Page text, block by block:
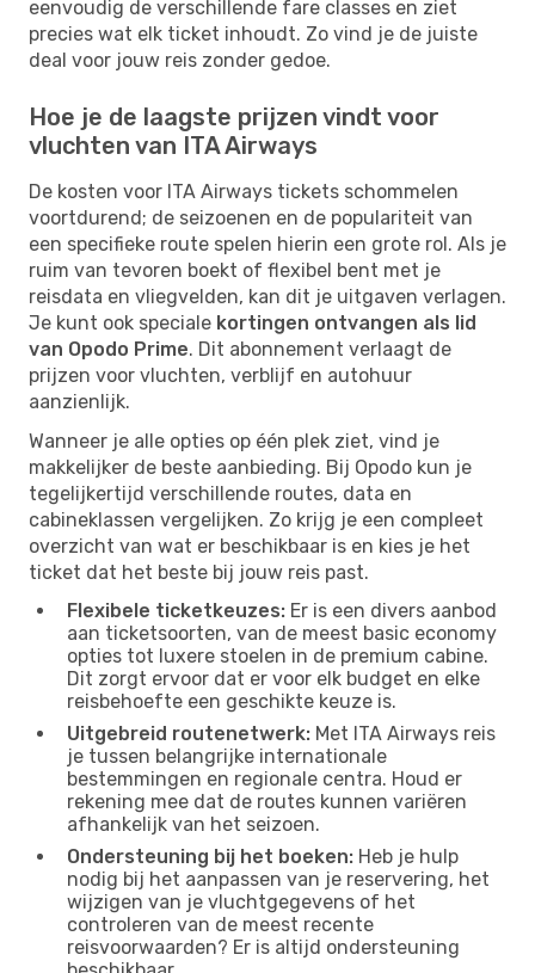
eenvoudig de verschillende fare classes en ziet
precies wat elk ticket inhoudt. Zo vind je de juiste
deal voor jouw reis zonder gedoe.
Hoe je de laagste prijzen vindt voor
vluchten van ITA Airways
De kosten voor ITA Airways tickets schommelen
voortdurend; de seizoenen en de populariteit van
een specifieke route spelen hierin een grote rol. Als je
ruim van tevoren boekt of flexibel bent met je
reisdata en vliegvelden, kan dit je uitgaven verlagen.
Je kunt ook speciale kortingen ontvangen als lid
van Opodo Prime. Dit abonnement verlaagt de
prijzen voor vluchten, verblijf en autohuur
aanzienlijk.
Wanneer je alle opties op één plek ziet, vind je
makkelijker de beste aanbieding. Bij Opodo kun je
tegelijkertijd verschillende routes, data en
cabineklassen vergelijken. Zo krijg je een compleet
overzicht van wat er beschikbaar is en kies je het
ticket dat het beste bij jouw reis past.
Flexibele ticketkeuzes: Er is een divers aanbod
aan ticketsoorten, van de meest basic economy
opties tot luxere stoelen in de premium cabine.
Dit zorgt ervoor dat er voor elk budget en elke
reisbehoefte een geschikte keuze is.
Uitgebreid routenetwerk: Met ITA Airways reis
je tussen belangrijke internationale
bestemmingen en regionale centra. Houd er
rekening mee dat de routes kunnen variëren
afhankelijk van het seizoen.
Ondersteuning bij het boeken: Heb je hulp
nodig bij het aanpassen van je reservering, het
wijzigen van je vluchtgegevens of het
controleren van de meest recente
reisvoorwaarden? Er is altijd ondersteuning